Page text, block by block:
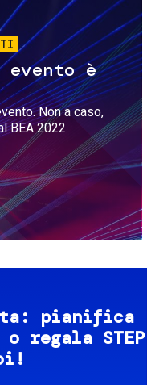
è
Non a caso,
BEA 2022.
pianifica
regala STEP